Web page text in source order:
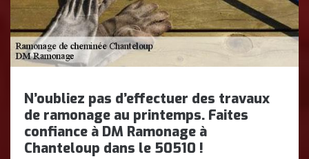
N’oubliez pas d’effectuer des travaux
de ramonage au printemps. Faites
confiance à DM Ramonage à
Chanteloup dans le 50510 !